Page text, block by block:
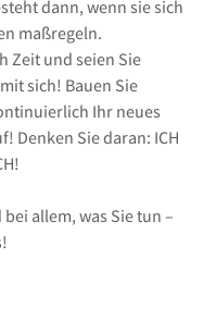
dann, wenn sie sich
maßregeln.
Zeit und seien Sie
sich! Bauen Sie
Ihr neues
Denken Sie daran: ICH
allem, was Sie tun –